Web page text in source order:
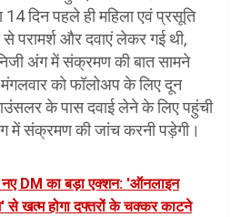
दिन पहले ही महिला एवं प्रसूति
से परामर्श और दवाएं लेकर गई थी,
अंग में संक्रमण की बात सामने
को फॉलोअप के लिए दून
के पास दवाई लेने के लिए पहुंची
में संक्रमण की जांच करनी पड़ेगी।
नए DM का बड़ा एक्शन: 'ऑनलाइन
से खत्म होगा दफ्तरों के चक्कर काटने